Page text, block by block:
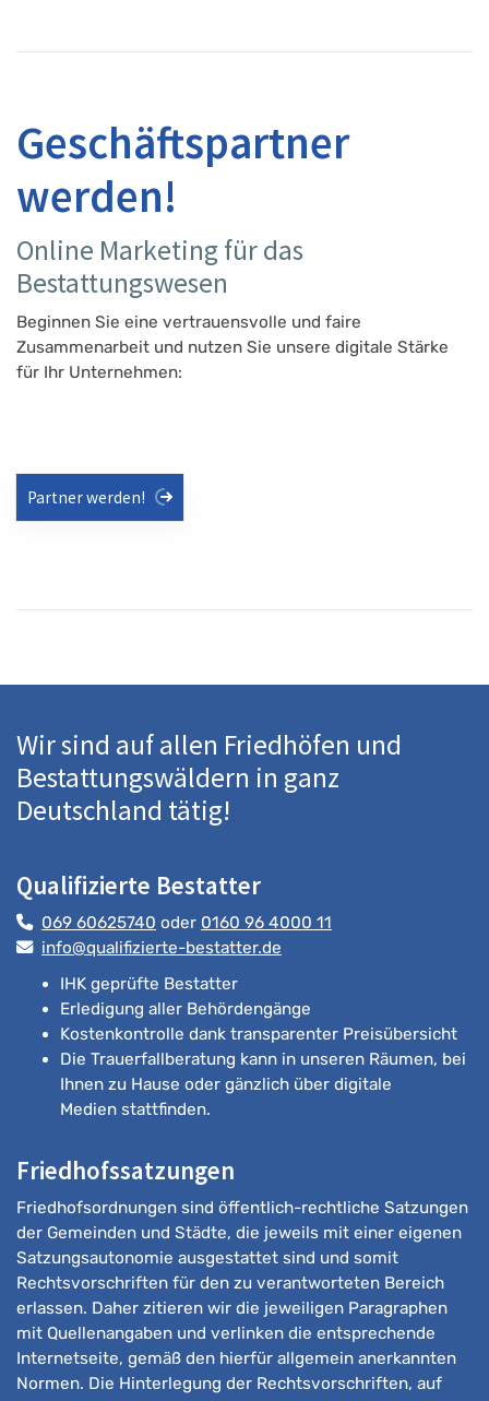
Geschäftspartner
werden!
Online Marketing für das
Bestattungswesen
Beginnen Sie eine vertrauensvolle und faire
Zusammenarbeit und nutzen Sie unsere digitale Stärke
für Ihr Unternehmen:
Partner werden!
Wir sind auf allen Friedhöfen und
Bestattungswäldern in ganz
Deutschland tätig!
Qualifizierte Bestatter
069 60625740 oder 0160 96 4000 11
info@qualifizierte-bestatter.de
IHK geprüfte Bestatter
Erledigung aller Behördengänge
Kostenkontrolle dank transparenter Preisübersicht
Die Trauerfallberatung kann in unseren Räumen, bei
Ihnen zu Hause oder gänzlich über digitale
Medien stattfinden.
Friedhofssatzungen
Friedhofsordnungen sind öffentlich-rechtliche Satzungen
der Gemeinden und Städte, die jeweils mit einer eigenen
Satzungsautonomie ausgestattet sind und somit
Rechtsvorschriften für den zu verantworteten Bereich
erlassen. Daher zitieren wir die jeweiligen Paragraphen
mit Quellenangaben und verlinken die entsprechende
Internetseite, gemäß den hierfür allgemein anerkannten
Normen. Die Hinterlegung der Rechtsvorschriften, auf